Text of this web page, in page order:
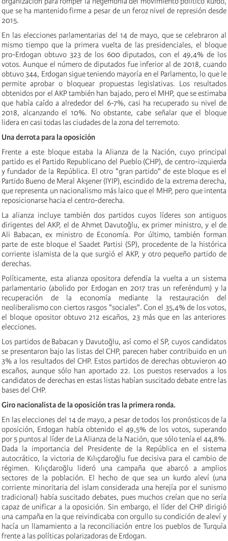
que se ha mantenido firme a pesar de un feroz nivel de represión desde
2015.
En las elecciones parlamentarias del 14 de mayo, que se celebraron al
mismo tiempo que la primera vuelta de las presidenciales, el bloque
pro-Erdogan obtuvo 323 de los 600 diputados, con el 49,4% de los
votos. Aunque el número de diputados fue inferior al de 2018, cuando
obtuvo 344, Erdogan sigue teniendo mayoría en el Parlamento, lo que le
permite aprobar o bloquear propuestas legislativas. Los resultados
obtenidos por el AKP también han bajado, pero el MHP, que se estimaba
que había caído a alrededor del 6-7%, casi ha recuperado su nivel de
2018, alcanzando el 10%. No obstante, cabe señalar queel bloque
lidera en casi todas las ciudades de la zona del terremoto.
Una derrota para la oposición
Frente a este bloque estaba la Alianza de la Nación, cuyo principal
partido es el Partido Republicano del Pueblo (CHP), de centro-izquierda
y fundador de la República. El otro "gran partido" de este bloque es el
Partido Bueno de Meral Akşener (IYIP), escindido de la extrema derecha,
que representa un nacionalismo más laico que el MHP, pero que intenta
reposicionarse hacia el centro-derecha.
La alianza incluye también dos partidos cuyos líderes son antiguos
dirigentes del AKP, el de Ahmet Davutoğlu, ex primer ministro, y el de
Ali Babacan, ex ministro de Economía. Por último, también forman
parte de este bloque el Saadet Partisi (SP), procedente de la histórica
corriente islamista de la que surgió el AKP, y otro pequeño partido de
derechas.
Políticamente, esta alianza opositoradefendía la vuelta a un sistema
parlamentario (abolido por Erdogan en 2017 tras un referéndum) y la
recuperación de la economía mediante la restauración del
neoliberalismo con ciertos rasgos "sociales". Con el 35,4% de los votos,
el bloque opositor obtuvo 212escaños, 23 más que en las anteriores
elecciones.
Los partidos de Babacan y Davutoğlu, así como el SP, cuyos candidatos
se presentaron bajo las listas del CHP, parecen haber contribuido en un
3% a los resultados del CHP. Estos partidos de derechas obtuvieron 40
escaños, aunque sólo han aportado 22. Los puestos reservados a los
candidatos de derechas en estas listas habían suscitado debate entre las
bases del CHP.
Giro nacionalista de la oposición tras la primera ronda.
En las elecciones del 14 de mayo, a pesar de todos los pronósticos de la
oposición, Erdogan había obtenido el 49,5% de los votos, superando
por 5 puntos al líder de La Alianza de la Nación, que sólo tenía el 44,8%.
Dada la importancia del Presidente de la República en el sistema
autocrático, la victoria de Kılıçdaroğlu fue decisiva para el cambio de
régimen. Kılıçdaroğlu lideró una campaña que abarcó a amplios
sectores de la población. El hecho de que sea un kurdo aleví (una
corriente minoritaria del islam considerada una herejía por el sunismo
tradicional) había suscitado debates, pues muchos creían que no sería
capaz de unificar a la oposición. Sin embargo, el líder del CHP dirigió
una campaña en la que reivindicaba con orgullo su condición de aleví y
hacía un llamamiento a la reconciliación entre los pueblos de Turquía
frente a las políticas polarizadoras de Erdogan.